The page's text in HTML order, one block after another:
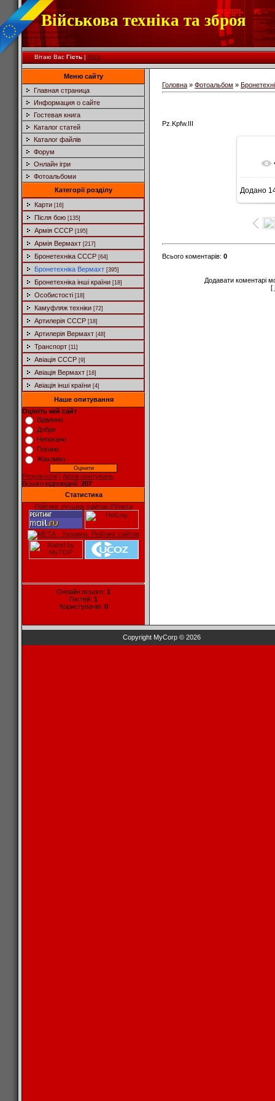
Військова техніка та зброя
Вітаю Вас Гість|RSS
Меню сайту
Главная страница
Информация о сайте
Гостевая книга
Каталог статей
Каталог файлів
Форум
Онлайн ігри
Фотоальбоми
Категорії розділу
Карти [16]
Після бою [135]
Армія СССР [195]
Армія Вермахт [217]
Бронетехніка СССР [64]
Бронетехніка Вермахт [395]
Бронетехніка інші країни [18]
Особистості [18]
Камуфляж техніки [72]
Артилерія СССР [18]
Артилерія Вермахт [48]
Транспорт [11]
Авіація СССР [9]
Авіація Вермахт [18]
Авіація інші країни [4]
Наше опитування
Оцініть мій сайт
Відмінно
Добре
Непогано
Погано
Жахливо
Результати | Архів опитувань
Всього відповідей: 207
Статистика
Рейтинг лучших сайтов РУнета
Онлайн всього: 1
Гостей: 1
Користувачів: 0
Головна » Фотоальбом »
Pz.Kpfw.III
Додано
Всього коментарів: 0
Додавати коментарі
[
Copyright MyCorp © 2026